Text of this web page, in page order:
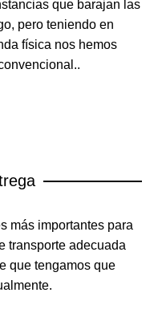
que barajan las
pero teniendo en
física nos hemos
más importantes para
transporte adecuada
que tengamos que